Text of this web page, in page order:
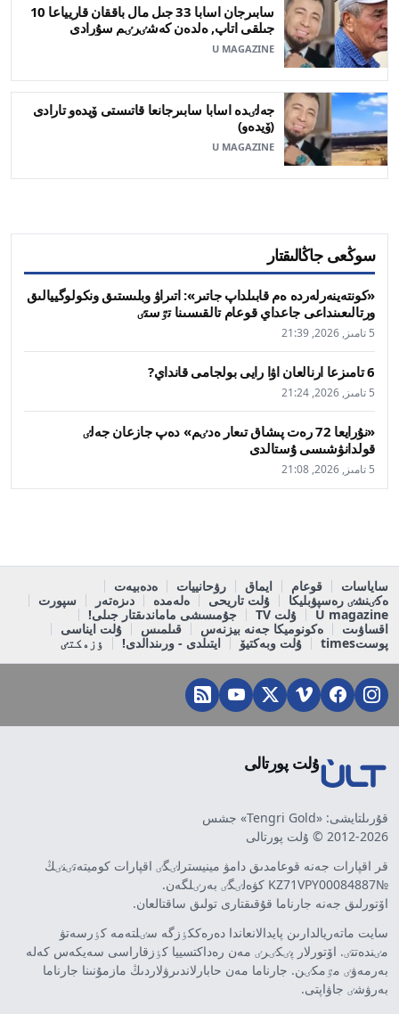
سابىرجان اسابا 33 جىل مال باققان قاريياعا 10
جىلقى اتاپ, ەلدەن كەشٸرٸم سۇرادى
U MAGAZINE
جەلٸدە اسابا سابىرجانعا قاتىستى ۆيدەو تارادى
(ۆيدەو)
U MAGAZINE
سوڭعى جاڭالىقتار
«كونتەينەرلەردە ەم قابىلداپ جاتىر»: اتىراۋ وبلىستىق ونكولوگييالىق
ورتالىعىنداعى جاعداي قوعام تالقىسىنا تٷستٸ
5 تامىز, 2026, 21:39
6 تامىزعا ارنالعان اۋا رايى بولجامى قانداي?
5 تامىز, 2026, 21:24
«نۇرايعا 72 رەت پىشاق تىعار ەدٸم» دەپ جازعان جەلٸ
قولدانۋشىسى ۇستالدى
5 تامىز, 2026, 21:08
ساياسات قوعام ايماق رۋحانييات
ەدەبيەت
ەكٸنشٸ رەسپۋبليكا
ۇلت تاريحى ەلەمدە دىزەتەر
سپورت
U magazine
ۇلت TV
جۇمىسشى ماماندىقتار جىلى!
اقساۋىت
ەكونوميكا جەنە بيزنەس قىلمىس
ۇلت ايناسى
پوستtimes
ۇلت وبەكتيۆ ايتىلدى - ورىندالدى! ٶزەكتٸ
ۇلت پورتالى
قۇرىلتايشى: «Tengri Gold» جشس
2012-2026 © ۇلت پورتالى
قر اقپارات جەنە قوعامدىق دامۋ مينيسترلٸگٸ اقپارات كوميتەتٸنٸڭ
№KZ71VPY00084887 كۋەلٸگٸ بەرٸلگەن.
اۆتورلىق جەنە جارناما قۇقىقتارى تولىق ساقتالعان.
سايت ماتەريالدارىن پايدالانعاندا دەرەككٶزگە سٸلتەمە كٶرسەتۋ
مٸندەتتٸ. اۆتورلار پٸكٸرٸ مەن رەداكتسييا كٶزقاراسى سەيكەس كەلە
بەرمەۋٸ مٷمكٸن. جارناما مەن حابارلاندىرۋلاردىڭ مازمۇنىنا جارناما
بەرۋشٸ جاۋاپتى.